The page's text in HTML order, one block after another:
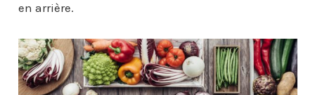
en arrière.